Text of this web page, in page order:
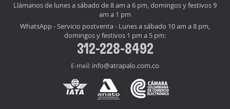
Llámanos de lunes a sábado de 8 am a 6 pm, domingos y festivos 9
am a 1 pm
WhatsApp - Servicio postventa - Lunes a sábado 10 am a 8 pm,
domingos y festivos 1 pm a 5 pm:
312-228-8492
E-mail: info@atrapalo.com.co